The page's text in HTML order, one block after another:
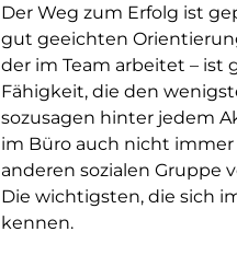
Der Weg zum Erfolg ist
gut geeichten
der im Team arbeitet – ist
Fähigkeit, die den
sozusagen hinter jedem
im Büro auch nicht
anderen sozialen Gruppe
Die wichtigsten, die sich
kennen.